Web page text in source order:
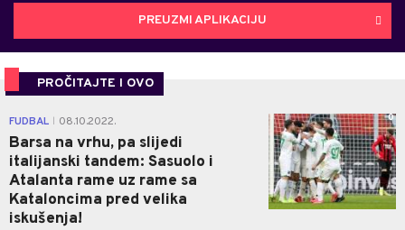
PREUZMI APLIKACIJU
PROČITAJTE I OVO
FUDBAL 08.10.2022.
Barsa na vrhu, pa slijedi
italijanski tandem: Sasuolo i
Atalanta rame uz rame sa
Kataloncima pred velika
iskušenja!
0